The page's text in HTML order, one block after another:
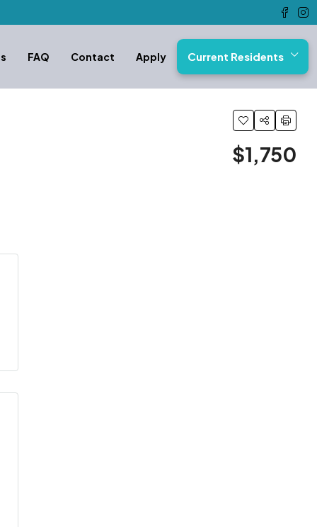
FAQ Contact Apply Current Residents
$1,750